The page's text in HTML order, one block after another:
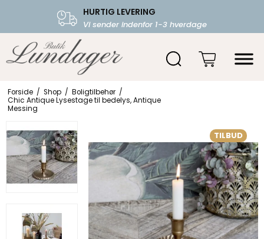
HURTIG LEVERING
Vi sender indenfor 1-3 hverdage
FRI FRAGT OVER 599.-
Starter fra 39,-
Forside / Shop / Boligtilbehør /
Chic Antique Lysestage til bedelys, Antique
Messing
TILBUD